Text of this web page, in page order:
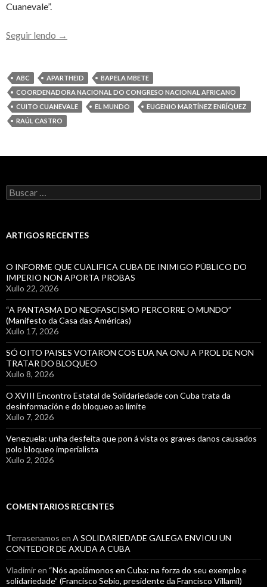
Cuanevale”.
Seguir lendo O
A
RAUL
O
LUGAR
→
ABC APARTHEID
BAPELA MBETE
COORDENADORA NACIONAL DO CONGRESO NACIONAL AFRICANO
CUITO CUANEVALE
EL MUNDO
EUGENIO MARTÍNEZ ENRÍQUEZ
RAÚL CASTRO
Buscar:
ARTIGOS RECENTES
O INFORME QUE CUALIFICA CUBA DE INIMIGO PÚBLICO DO
IMPERIO NON APORTA PROBAS
Xullo 22, 2026
“A PANTASMA DO NEOFASCISMO PERCORRE O MUNDO”
(Manifesto da Casa das Américas)
Xullo 17, 2026
SÓ OITO PAISES VOTARON COS EUA NA ONU A PROL DE NON
TRATAR DO BLOQUEO
Xullo 8, 2026
O XVIII Encontro Estatal de Solidariedade con Cuba trata da
desinformación e do bloqueo ao límite
Xullo 7, 2026
Venezuela: unha desfeita que pon á vista os graves danos causados
polo bloqueo imperialista
Xullo 2, 2026
COMENTARIOS RECENTES
Terrasenamos en A SOLIDARIEDADE GALEGA ENVIOU UN
CONTEDOR DE AXUDA A CUBA
Vladimiren “Nós apoiámonos en Cuba: na forza do seu exemplo e
solidariedade” (Francisco Sebio, presidente da Francisco Villamil)